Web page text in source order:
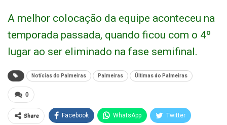
A melhor colocação da equipe aconteceu na
temporada passada, quando ficou com o 4º
lugar ao ser eliminado na fase semifinal.
Notícias do Palmeiras Palmeiras Últimas do Palmeiras
0
Share Facebook WhatsApp Twitter